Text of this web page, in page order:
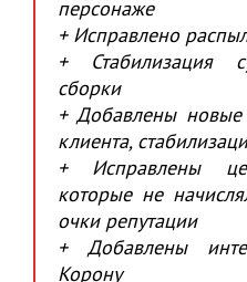
персонаже
+ Исправлено
+ Стабилизация
сборки
+ Добавлены новые
клиента,
+ Исправлены
которые не
очки репутации
+ Добавлены
Корону